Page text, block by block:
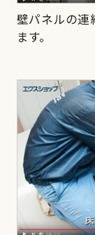
壁パネルの連
ます。